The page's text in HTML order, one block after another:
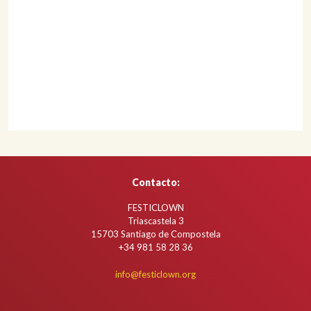
Contacto:
FESTICLOWN
Triascastela 3
15703 Santiago de Compostela
+34981 58 28 36
info@festiclown.org